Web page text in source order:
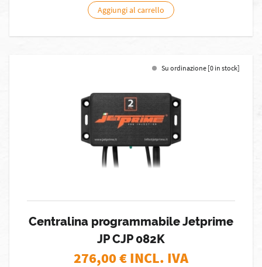
Aggiungi al carrello
Su ordinazione [0 in stock]
Centralina programmabile Jetprime
JP CJP 082K
276,00€ INCL. IVA